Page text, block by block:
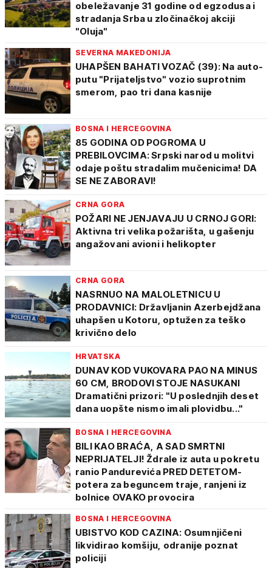
obeležavanje 31 godine od egzodusa i
stradanja Srba u zločinačkoj akciji
"Oluja"
SEVERNA MAKEDONIJA
UHAPŠEN BAHATI VOZAČ (39): Na auto-
putu "Prijateljstvo" vozio suprotnim
smerom, pao tri dana kasnije
BOSNA I HERCEGOVINA
85 GODINA OD POGROMA U
PREBILOVCIMA: Srpski narod u molitvi
odaje poštu stradalim mučenicima! DA
SE NE ZABORAVI!
CRNA GORA
POŽARI NE JENJAVAJU U CRNOJ GORI:
Aktivna tri velika požarišta, u gašenju
angažovani avioni i helikopter
CRNA GORA
NASRNUO NA MALOLETNICU U
PRODAVNICI: Državljanin Azerbejdžana
uhapšen u Kotoru, optužen za teško
krivično delo
HRVATSKA
DUNAV KOD VUKOVARA PAO NA MINUS
60 CM, BRODOVI STOJE NASUKANI
Dramatični prizori: "U poslednjih deset
dana uopšte nismo imali plovidbu..."
BOSNA I HERCEGOVINA
BILI KAO BRAĆA, A SAD SMRTNI
NEPRIJATELJI! Ždrale iz auta u pokretu
ranio Pandurevića PRED DETETOM-
potera za beguncem traje, ranjeni iz
bolnice OVAKO provocira
BOSNA I HERCEGOVINA
UBISTVO KOD CAZINA: Osumnjičeni
likvidirao komšiju, odranije poznat
policiji